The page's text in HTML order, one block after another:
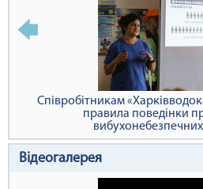
Співробітникам
правила поведінки
Відеогалерея